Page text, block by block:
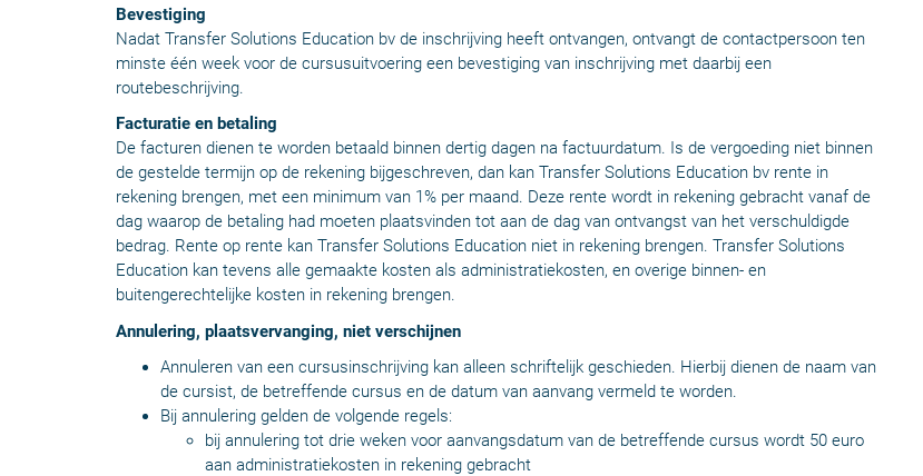
Bevestiging
Nadat Transfer Solutions Education bv de inschrijving heeft ontvangen, ontvangt de contactpersoon ten
minste één week voor de cursusuitvoering een bevestiging van inschrijving met daarbij een
routebeschrijving.
Facturatie en betaling
De facturen dienen te worden betaald binnen dertig dagen na factuurdatum. Is de vergoeding niet binnen
de gestelde termijn op de rekening bijgeschreven, dan kan Transfer Solutions Education bv rente in
rekening brengen, met een minimum van 1% per maand. Deze rente wordt in rekening gebracht vanaf de
dag waarop de betaling had moeten plaatsvinden tot aan de dag van ontvangst van het verschuldigde
bedrag. Rente op rente kan Transfer Solutions Education niet in rekening brengen. Transfer Solutions
Education kan tevens alle gemaakte kosten als administratiekosten, en overige binnen- en
buitengerechtelijke kosten in rekening brengen.
Annulering, plaatsvervanging, niet verschijnen
Annuleren van een cursusinschrijving kan alleen schriftelijk geschieden. Hierbij dienen de naam van
de cursist, de betreffende cursus en de datum van aanvang vermeld te worden.
Bij annulering gelden de volgende regels:
bij annulering tot drie weken voor aanvangsdatum van de betreffende cursus wordt 50 euro
aan administratiekosten in rekening gebracht